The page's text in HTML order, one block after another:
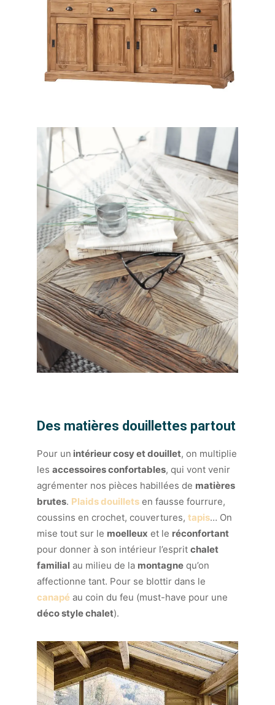
Des matières douillettes partout
Pour un intérieur cosy et douillet, on multiplie
les accessoires confortables, qui vont venir
agrémenter nos pièces habillées de matières
brutes. Plaids douillets en fausse fourrure,
coussins en crochet, couvertures, tapis… On
mise tout sur le moelleux et le réconfortant
pour donner à son intérieur l’esprit chalet
familial au milieu de la montagne qu’on
affectionne tant. Pour se blottir dans le
canapé au coin du feu (must-have pour une
déco style chalet).